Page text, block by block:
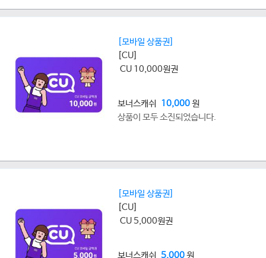
[모바일 상품권]
[CU]
CU 10,000원권
보너스캐쉬 10,000원
상품이 모두 소진되었습니다.
[모바일 상품권]
[CU]
CU 5,000원권
보너스캐쉬 5,000원